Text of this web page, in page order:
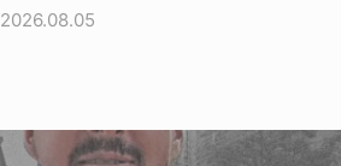
2026.08.05